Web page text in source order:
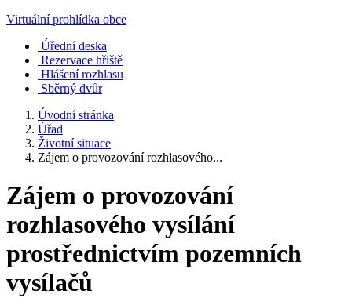
Virtuální prohlídka obce
Úřední deska
Rezervace hřiště
Hlášení rozhlasu
Sběrný dvůr
Úvodní stránka
Úřad
Životní situace
Zájem o provozování rozhlasového...
Zájem o provozování
rozhlasového vysílání
prostřednictvím pozemních
vysílačů